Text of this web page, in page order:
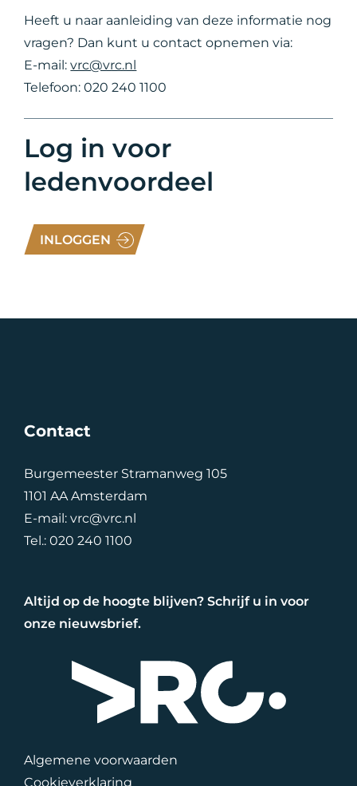
Heeft u naar aanleiding van deze informatie nog
vragen? Dan kunt u contact opnemen via:
E-mail:vrc@vrc.nl
Telefoon: 020 240 1100
Log in voor
ledenvoordeel
INLOGGEN
Contact
Burgemeester Stramanweg 105
1101 AA Amsterdam
E-mail:vrc@vrc.nl
Tel.:020 240 1100
Altijd op de hoogte blijven? Schrijf u in voor
onze nieuwsbrief.
Algemene voorwaarden
Cookieverklaring